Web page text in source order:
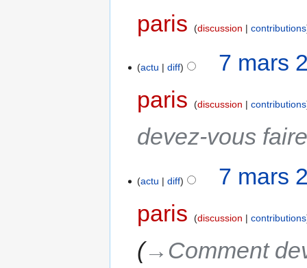
paris
discussion contributions
actu diff
7 mars
paris
discussion contributions
devez-vous
actu diff
7 mars
paris
discussion contributions
→‎Comment